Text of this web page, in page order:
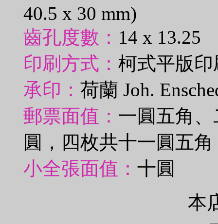
40.5 x 30 mm)
齒孔度數： 14 x 13.25
印刷方式： 柯式平版印
承印： 荷蘭 Joh.
郵票面值： 一圓五角
圓，四枚共十一圓五角
小全張面值： 十圓
本